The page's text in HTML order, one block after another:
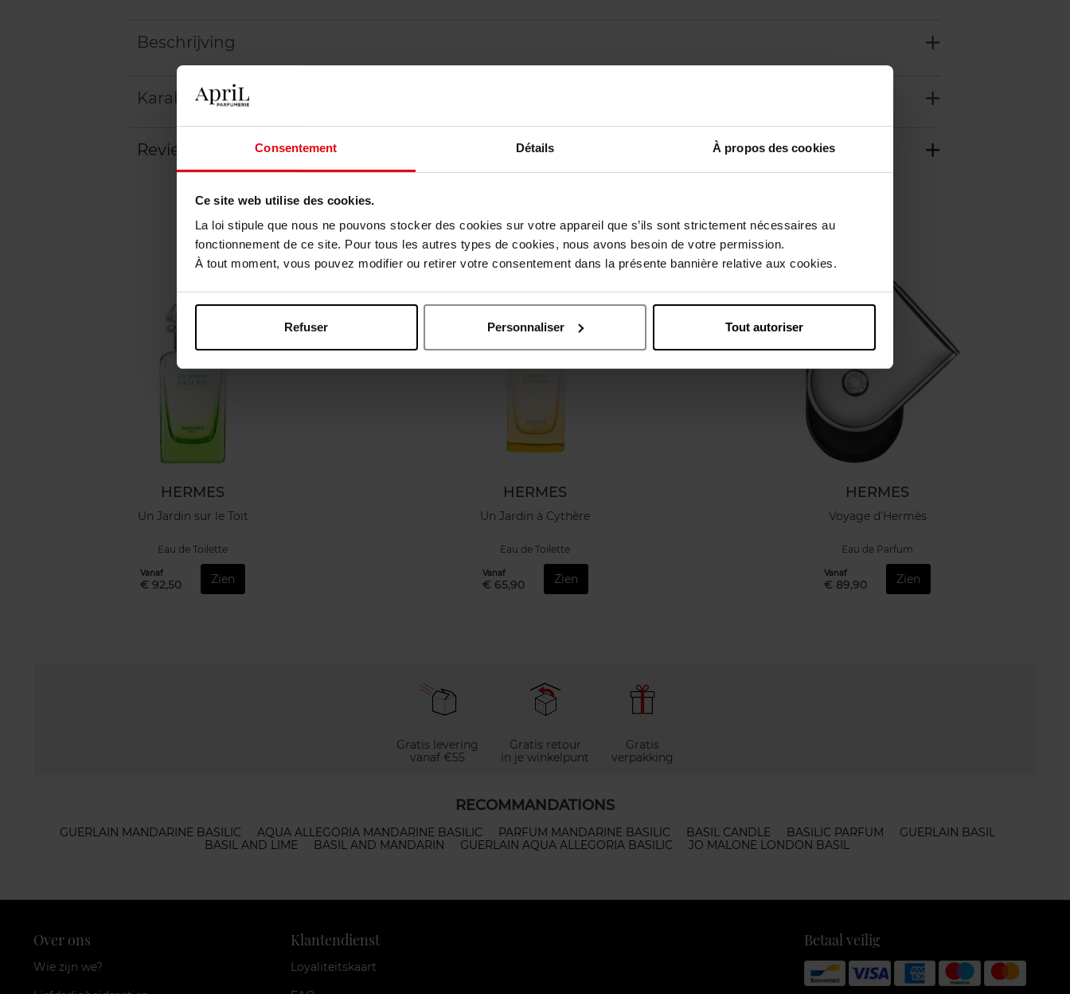
Consentement Détails À propos des cookies
Ce site web utilise des cookies.
La loi stipule que nous ne pouvons stocker des cookies sur votre appareil que s’ils sont strictement nécessaires au
fonctionnement de ce site. Pour tous les autres types de cookies, nous avons besoin de votre permission.
À tout moment, vous pouvez modifier ou retirer votre consentement dans la présente bannière relative aux cookies.
Refuser Personnaliser Tout autoriser
Beschrijving
Karakteristieken
Review Beleid inzake klantbeoordelingen
HERMES
Un Jardin sur le Toit
Eau de Toilette
Vanaf
€ 92,50 Zien
HERMES
Un Jardin à Cythère
Eau de Toilette
Vanaf
€ 65,90 Zien
Web Exclusief
HERMES
Voyage d'Hermès
Eau de Parfum
Vanaf
€ 89,90 Zien
Gratis levering
vanaf €55
Gratis retour
in je winkelpunt
Gratis
verpakking
RECOMMANDATIONS
GUERLAIN MANDARINE BASILIC AQUA ALLEGORIA MANDARINE BASILIC PARFUM MANDARINE BASILIC BASIL CANDLE BASILIC PARFUM
GUERLAIN BASIL
BASIL AND LIME
BASIL AND MANDARIN GUERLAIN AQUA ALLEGORIA BASILIC JO MALONE LONDON BASIL
Over ons
Wie zijn we?
Klantendienst
Loyaliteitskaart
Betaal veilig